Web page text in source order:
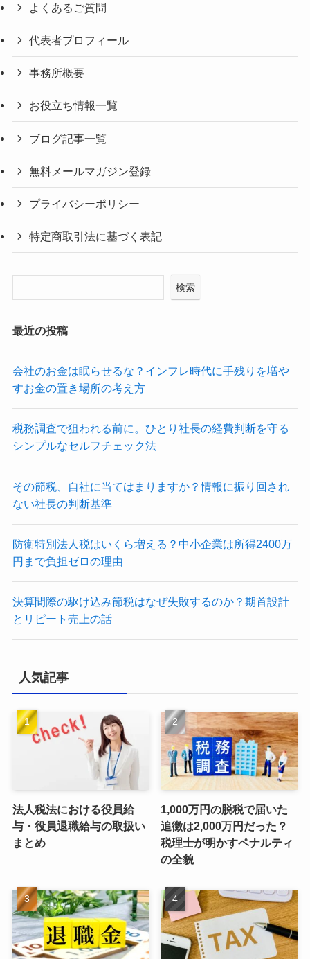
よくあるご質問
代表者プロフィール
事務所概要
お役立ち情報一覧
ブログ記事一覧
無料メールマガジン登録
プライバシーポリシー
特定商取引法に基づく表記
検索
最近の投稿
会社のお金は眠らせるな？インフレ時代に手残りを増や
すお金の置き場所の考え方
税務調査で狙われる前に。ひとり社長の経費判断を守る
シンプルなセルフチェック法
その節税、自社に当てはまりますか？情報に振り回され
ない社長の判断基準
防衛特別法人税はいくら増える？中小企業は所得2400万
円まで負担ゼロの理由
決算間際の駆け込み節税はなぜ失敗するのか？期首設計
とリピート売上の話
人気記事
法人税法における役員給
与・役員退職給与の取扱い
まとめ
1,000万円の脱税で届いた
追徴は2,000万円だった？
税理士が明かすペナルティ
の全貌